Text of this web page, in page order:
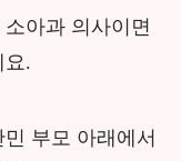
아과 의사이면
요.
부모 아래에서